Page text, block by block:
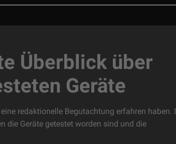
NEWS:
Überblick über
Geräte
redaktionelle Begutachtung erfahren haben.
die Geräte getestet worden sind und die